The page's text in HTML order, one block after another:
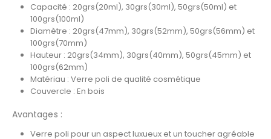
Capacité : 20grs(20ml), 30grs(30ml), 50grs(50ml) et
100grs(100ml)
Diamètre : 20grs(47mm), 30grs(52mm), 50grs(56mm) et
100grs(70mm)
Hauteur : 20grs(34mm), 30grs(40mm), 50grs(45mm) et
100grs(62mm)
Matériau : Verre poli de qualité cosmétique
Couvercle : En bois
Avantages :
Verre poli pour un aspect luxueux et un toucher agréable